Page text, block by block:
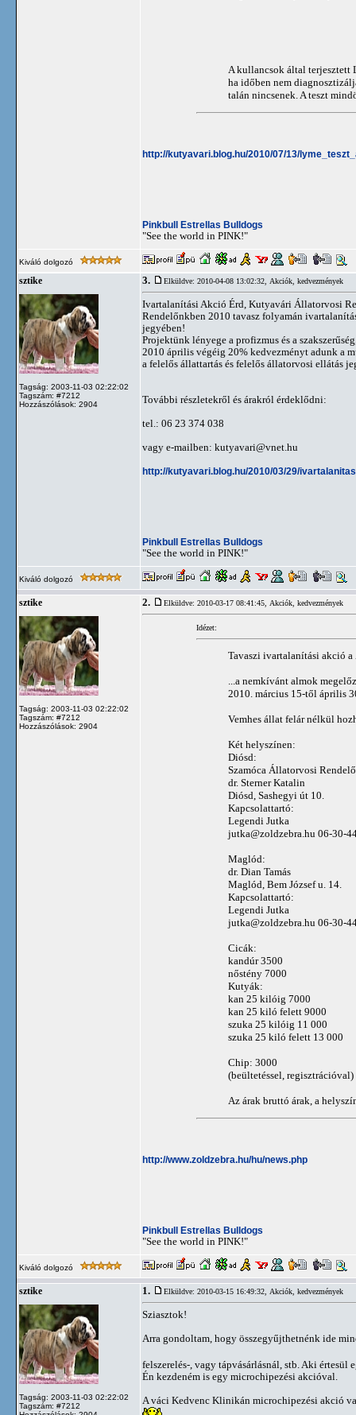
A kullancsok által terjesztett
ha időben nem
talán nincsenek. A teszt
http://kutyavari.blog.hu/2010/07/13/
Pinkbull Estrellas Bulldogs
"See the world in PINK!"
Kiváló dolgozó
sztike
Tagság: 2003-11-03 02:22:02
Tagszám: #7212
Hozzászólások: 2904
3. Elküldve: 2010-04-08 13:02:32, Akciók, kedvezmények
Ivartalanítási Akció Érd, Kutyavári Állatorvosi
Rendelőnkben 2010 tavasz folyamán
jegyében!
Projektünk lényege a profizmus és a
2010 április végéig 20% kedvezményt adunk a
a felelős állattartás és felelős állatorvosi ellátás
További részletekről és árakról érdeklődni:
tel.: 06 23 374 038
vagy e-mailben: kutyavari@vnet.hu
http://kutyavari.blog.hu/2010/03/29/
Pinkbull Estrellas Bulldogs
"See the world in PINK!"
Kiváló dolgozó
sztike
Tagság: 2003-11-03 02:22:02
Tagszám: #7212
Hozzászólások: 2904
2. Elküldve: 2010-03-17 08:41:45, Akciók, kedvezmények
Idézet:
Tavaszi ivartalanítási akció a
...a nemkívánt almok
2010. március 15-től április
Vemhes állat felár nélkül
Két helyszínen:
Diósd:
Szamóca Állatorvosi
dr. Sterner Katalin
Diósd, Sashegyi út 10.
Kapcsolattartó:
Legendi Jutka
jutka@zoldzebra.hu
Maglód:
dr. Dian Tamás
Maglód, Bem József u. 14.
Kapcsolattartó:
Legendi Jutka
jutka@zoldzebra.hu
Cicák:
kandúr 3500
nőstény 7000
Kutyák:
kan 25 kilóig 7000
kan 25 kiló felett 9000
szuka 25 kilóig 11 000
szuka 25 kiló felett 13 000
Chip: 3000
(beültetéssel, regisztrációval)
Az árak bruttó árak, a
http://www.zoldzebra.hu/hu/news.php
Pinkbull Estrellas Bulldogs
"See the world in PINK!"
Kiváló dolgozó
sztike
Tagság: 2003-11-03 02:22:02
Tagszám: #7212
1. Elküldve: 2010-03-15 16:49:32, Akciók, kedvezmények
Sziasztok!
Arra gondoltam, hogy összegyűjthetnénk ide
felszerelés-, vagy tápvásárlásnál, stb. Aki
Én kezdeném is egy microchipezési akcióval.
A váci Kedvenc Klinikán microchipezési akció